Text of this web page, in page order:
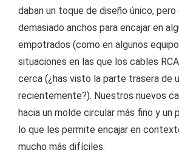
daban un toque de diseño único, pero
demasiado anchos para encajar en
empotrados (como en algunos
situaciones en las que los cables
cerca (¿has visto la parte trasera de
recientemente?). Nuestros nuevos
hacia un molde circular más fino y un
lo que les permite encajar en
mucho más difíciles.